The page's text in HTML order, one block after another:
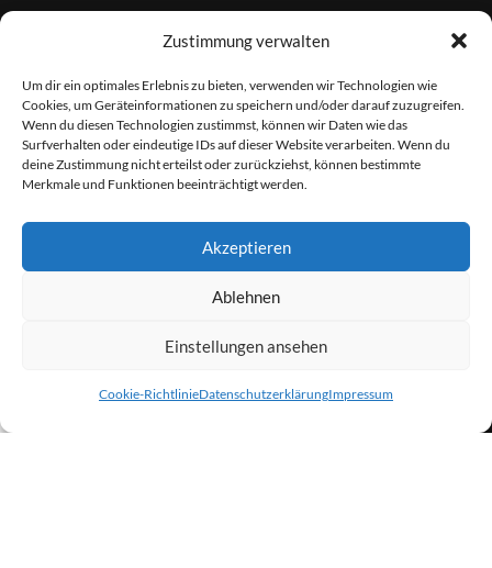
Zustimmung verwalten
Um dir ein optimales Erlebnis zu bieten, verwenden wir Technologien wie
Cookies, um Geräteinformationen zu speichern und/oder darauf zuzugreifen.
Wenn du diesen Technologien zustimmst, können wir Daten wie das
Surfverhalten oder eindeutige IDs auf dieser Website verarbeiten. Wenn du
deine Zustimmung nicht erteilst oder zurückziehst, können bestimmte
Merkmale und Funktionen beeinträchtigt werden.
Akzeptieren
Ablehnen
Einstellungen ansehen
Cookie-RichtlinieDatenschutzerklärungImpressum
Downloads